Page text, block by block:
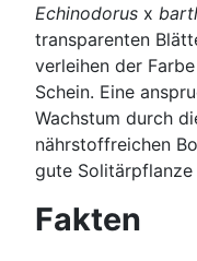
Echinodorus x
transparenten
verleihen der
Schein. Eine
Wachstum durch
nährstoffreichen
gute
Fakten